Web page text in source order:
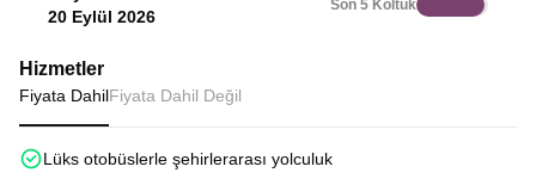
20 Eylül 2026
Son 5 Koltuk
Hizmetler
Fiyata DahilFiyata Dahil Değil
Lüks otobüslerle şehirlerarası yolculuk